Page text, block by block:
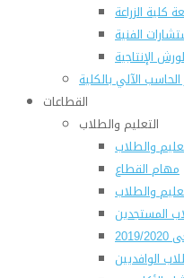
كلية الزراعة
الفنية
الإنتاجية
الآلي بالكلية
القطاعات
التعليم والطلاب
والطلاب
مهام القطاع
والطلاب
المستجدين
الوافديين